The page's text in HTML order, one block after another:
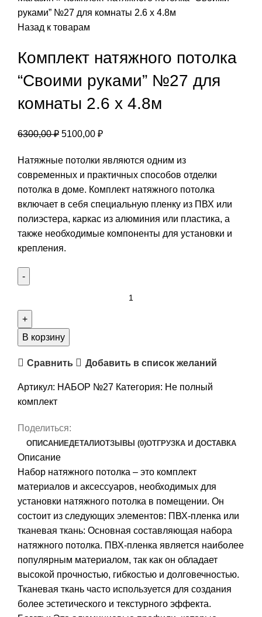
руками” №27 для комнаты 2.6 х 4.8м
Назад к товарам
Комплект натяжного потолка
“Своими руками” №27 для
комнаты 2.6 х 4.8м
6300,00₽ Первоначальная
составляла
6300,00 ₽.
5100,00 ₽Текущая
5100,00 ₽.
Натяжные потолки являются одним из
современных и практичных способов отделки
потолка в доме. Комплект натяжного потолка
включает в себя специальную пленку из ПВХ или
полиэстера, каркас из алюминия или пластика, а
также необходимые компоненты для установки и
крепления.
Комплект
натяжного
“Своими
№27
комнаты
2.6
х
4.8м
В корзину
Сравнить Добавить в список желаний
Артикул: НАБОР №27 Категория: Не полный
комплект
Поделиться:
ОПИСАНИЕДЕТАЛИОТЗЫВЫ (0)ОТГРУЗКА И ДОСТАВКА
Описание
Набор натяжного потолка – это комплект
материалов и аксессуаров, необходимых для
установки натяжного потолка в помещении. Он
состоит из следующих элементов: ПВХ-пленка или
тканевая ткань: Основная составляющая набора
натяжного потолка. ПВХ-пленка является наиболее
популярным материалом, так как он обладает
высокой прочностью, гибкостью и долговечностью.
Тканевая ткань часто используется для создания
более эстетического и текстурного эффекта.